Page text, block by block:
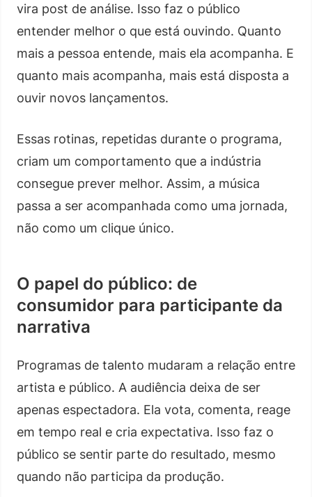
vira post de análise. Isso faz o público
entender melhor o que está ouvindo. Quanto
mais a pessoa entende, mais ela acompanha. E
quanto mais acompanha, mais está disposta a
ouvir novos lançamentos.
Essas rotinas, repetidas durante o programa,
criam um comportamento que a indústria
consegue prever melhor. Assim, a música
passa a ser acompanhada como uma jornada,
não como um clique único.
O papel do público: de
consumidor para participante da
narrativa
Programas de talento mudaram a relação entre
artista e público. A audiência deixa de ser
apenas espectadora. Ela vota, comenta, reage
em tempo real e cria expectativa. Isso faz o
público se sentir parte do resultado, mesmo
quando não participa da produção.